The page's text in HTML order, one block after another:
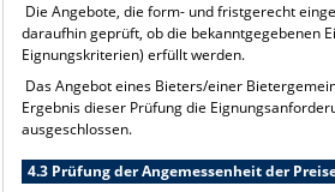
Die Angebote, die form- und fristgerecht
daraufhin geprüft, ob die bekanntgegebenen
Eignungskriterien) erfüllt werden.
Das Angebot eines Bieters/einer
Ergebnis dieser Prüfung die
ausgeschlossen.
4.3 Prüfung der Angemessenheit der